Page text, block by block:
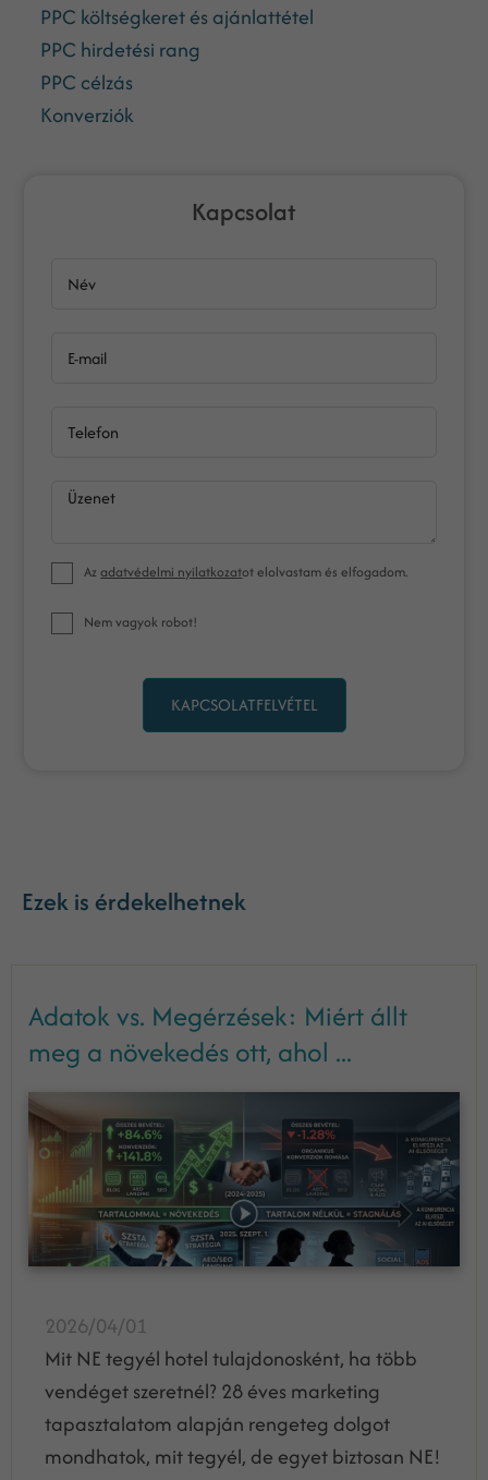
PPC költségkeret és ajánlattétel
PPC hirdetési rang
PPC célzás
Konverziók
Kapcsolat
Név
E-mail
Telefon
Üzenet
Azadatvédelmi nyilatkozatot elolvastam és elfogadom.
Nem vagyok robot!
KAPCSOLATFELVÉTEL
Ezek is érdekelhetnek
Adatok vs. Megérzések: Miért állt
meg a növekedés ott, ahol ...
2026/04/01
Mit NE tegyél hotel tulajdonosként, ha több
vendéget szeretnél? 28 éves marketing
tapasztalatom alapján rengeteg dolgot
mondhatok, mit tegyél, de egyet biztosan NE!